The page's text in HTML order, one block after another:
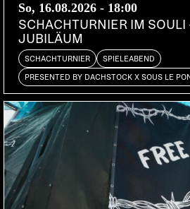
SCHEIBENKLEISTER
REY & KJAVIK DE | Ritter
LEE VAN DOWSKI
So, 16.08.2026 - 18:00
SCHACHTURNIER IM SOULI
JUBILÄUM
SCHACHTURNIER SPIELEABEND
PRESENTED BY DACHSTOCK X SOUS LE